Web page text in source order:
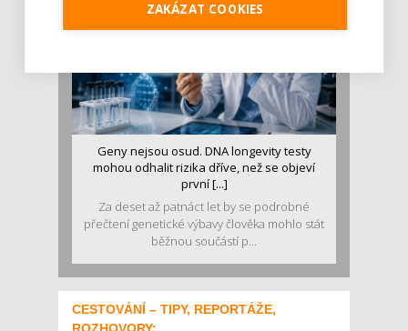
Geny nejsou osud. DNA longevity testy
mohou odhalit rizika dříve, než se objeví
první [...]
Za deset až patnáct let by se podrobné
přečtení genetické výbavy člověka mohlo stát
běžnou součástí p...
CESTOVÁNÍ – TIPY, REPORTÁŽE,
ZAKÁZAT COOKIES